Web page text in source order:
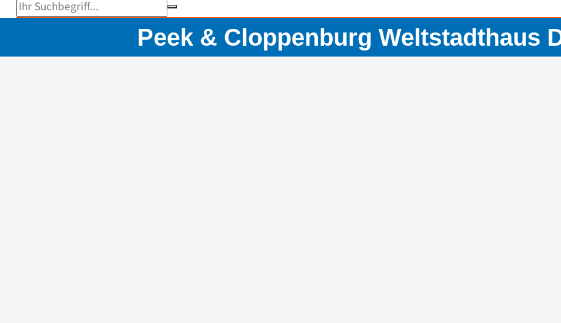
Suchbegriff eingeben
Peek & Cloppenburg Weltstadthaus